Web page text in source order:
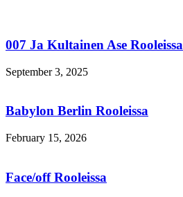
007 Ja Kultainen Ase Rooleissa
September 3, 2025
Babylon Berlin Rooleissa
February 15, 2026
Face/off Rooleissa